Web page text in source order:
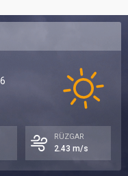
RÜZGAR
2.43 m/s